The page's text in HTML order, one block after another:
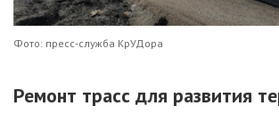
Фото: пресс-служба КрУДора
Ремонт трасс для развития